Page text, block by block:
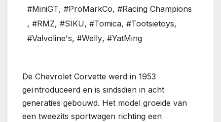
#MiniGT, #ProMarkCo, #Racing Champions
, #RMZ, #SIKU, #Tomica, #Tootsietoys,
#Valvoline's, #Welly, #YatMing
De Chevrolet Corvette werd in 1953
geïntroduceerd en is sindsdien in acht
generaties gebouwd. Het model groeide van
een tweezits sportwagen richting een